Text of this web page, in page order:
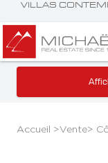
VILLAS
Accueil >Vente>